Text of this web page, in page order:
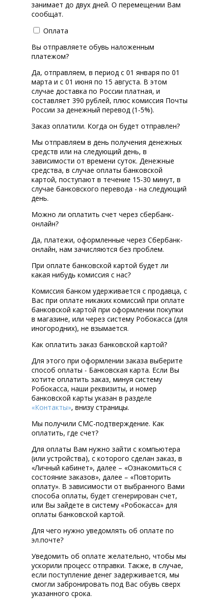
занимает до двух дней. О перемещении Вам
сообщат.
Оплата
Вы отправляете обувь наложенным
платежом?
Да, отправляем, в период с 01 января по 01
марта и с 01 июня по 15 августа. В этом
случае доставка по России платная, и
составляет 390 рублей, плюс комиссия Почты
России за денежный перевод (1-5%).
Заказ оплатили. Когда он будет отправлен?
Мы отправляем в день получения денежных
средств или на следующий день, в
зависимости от времени суток. Денежные
средства, в случае оплаты банковской
картой, поступают в течение 15-30 минут, в
случае банковского перевода - на следующий
день.
Можно ли оплатить счет через сбербанк-
онлайн?
Да, платежи, оформленные через Сбербанк-
онлайн, нам зачисляются без проблем.
При оплате банковской картой будет ли
какая нибудь комиссия с нас?
Комиссия банком удерживается с продавца, с
Вас при оплате никаких комиссий при оплате
банковской картой при оформлении покупки
в магазине, или через систему Робокасса (для
иногородних), не взымается.
Как оплатить заказ банковской картой?
Для этого при оформлении заказа выберите
способ оплаты - Банковская карта. Если Вы
хотите оплатить заказ, минуя систему
Робокасса, наши реквизиты, и номер
банковской карты указан в разделе
«Контакты», внизу страницы.
Мы получили СМС-подтверждение. Как
оплатить, где счет?
Для оплаты Вам нужно зайти с компьютера
(или устройства), с которого сделан заказ, в
«Личный кабинет», далее – «Ознакомиться с
состояние заказов», далее – «Повторить
оплату». В зависимости от выбранного Вами
способа оплаты, будет сгенерирован счет,
или Вы зайдете в систему «Робокасса» для
оплаты банковской картой.
Для чего нужно уведомлять об оплате по
эл.почте?
Уведомить об оплате желательно, чтобы мы
ускорили процесс отправки. Также, в случае,
если поступление денег задерживается, мы
смогли забронировать под Вас обувь сверх
указанного срока.